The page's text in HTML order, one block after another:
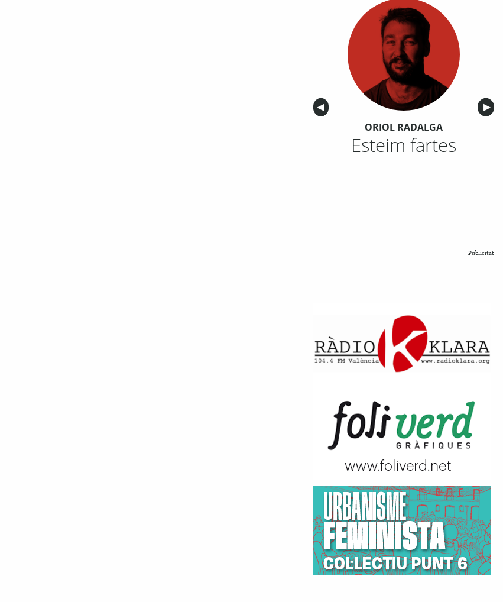
Anterior
◀︎ ▶︎
ORIOL RADALGA
Esteim fartes
Publicitat